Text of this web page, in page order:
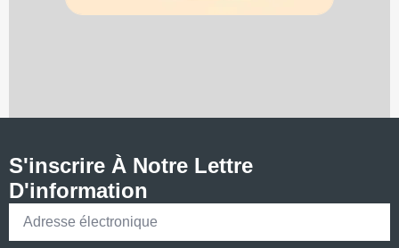
S'inscrire À Notre Lettre
D'information